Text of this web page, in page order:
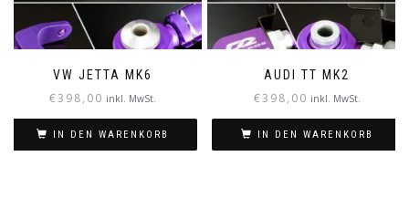
VW JETTA MK6
€398,00 inkl. MwSt.
IN DEN WARENKORB
AUDI TT MK2
€398,00 inkl. MwSt.
IN DEN WARENKORB